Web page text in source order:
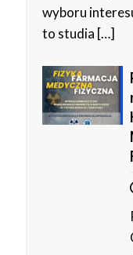
wyboru
to studia […]